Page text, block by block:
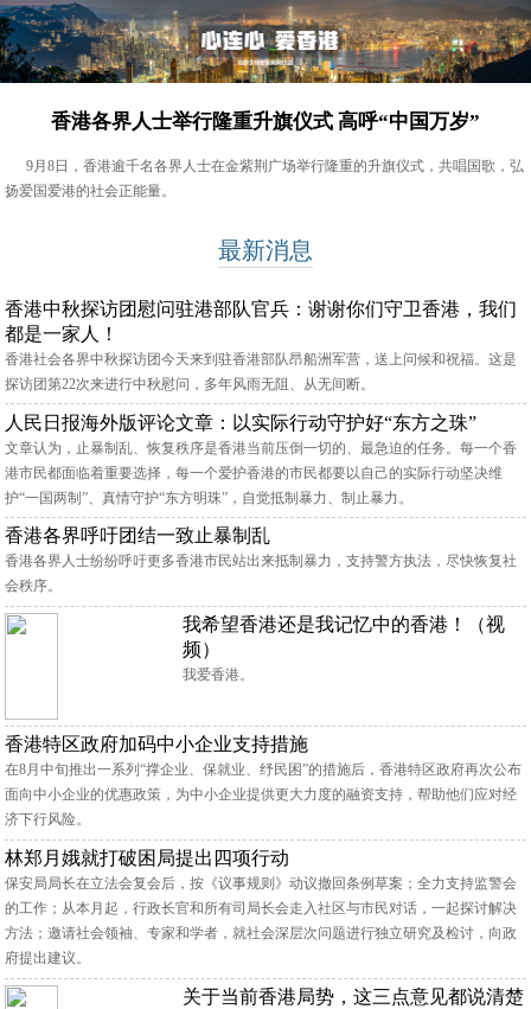
香港各界人士举行隆重升旗仪式 高呼“中国万岁”
9月8日，香港逾千名各界人士在金紫荆广场举行隆重的升旗仪式，共唱国歌，弘
扬爱国爱港的社会正能量。
最新消息
香港中秋探访团慰问驻港部队官兵：谢谢你们守卫香港，我们
都是一家人！
香港社会各界中秋探访团今天来到驻香港部队昂船洲军营，送上问候和祝福。这是
探访团第22次来进行中秋慰问，多年风雨无阻、从无间断。
人民日报海外版评论文章：以实际行动守护好“东方之珠”
文章认为，止暴制乱、恢复秩序是香港当前压倒一切的、最急迫的任务。每一个香
港市民都面临着重要选择，每一个爱护香港的市民都要以自己的实际行动坚决维
护“一国两制”、真情守护“东方明珠”，自觉抵制暴力、制止暴力。
香港各界呼吁团结一致止暴制乱
香港各界人士纷纷呼吁更多香港市民站出来抵制暴力，支持警方执法，尽快恢复社
会秩序。
我希望香港还是我记忆中的香港！（视
频）
我爱香港。
香港特区政府加码中小企业支持措施
在8月中旬推出一系列“撑企业、保就业、纾民困”的措施后，香港特区政府再次公布
面向中小企业的优惠政策，为中小企业提供更大力度的融资支持，帮助他们应对经
济下行风险。
林郑月娥就打破困局提出四项行动
保安局局长在立法会复会后，按《议事规则》动议撤回条例草案；全力支持监警会
的工作；从本月起，行政长官和所有司局长会走入社区与市民对话，一起探讨解决
方法；邀请社会领袖、专家和学者，就社会深层次问题进行独立研究及检讨，向政
府提出建议。
关于当前香港局势，这三点意见都说清楚